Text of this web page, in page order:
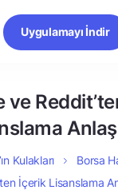
Uygulamayı İndir
ve
Kulakları Borsa
İçerik Lisanslama